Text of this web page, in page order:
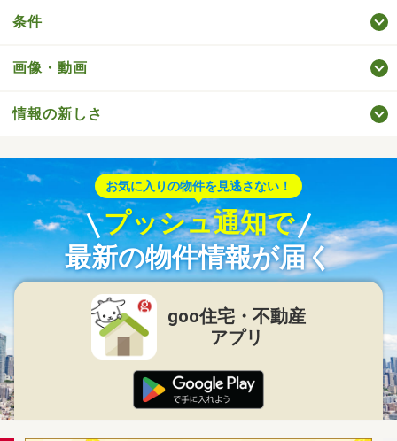
条件
画像・動画
情報の新しさ
お気に入りの物件を見逃さない！
プッシュ通知で
最新の物件情報が届く
goo住宅・不動産
アプリ